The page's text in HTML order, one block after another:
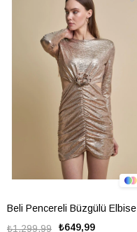
Beli Pencereli Büzgülü Elbise
₺649,99
₺1.299,99